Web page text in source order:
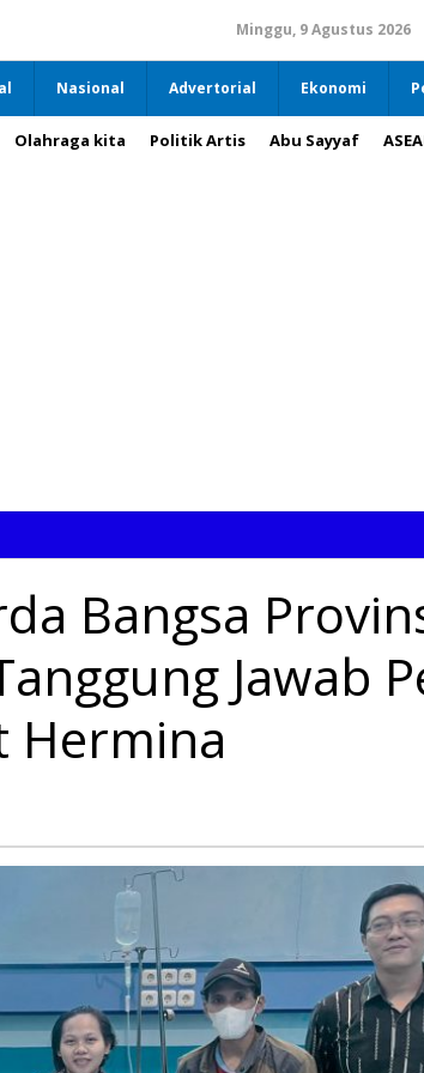
Minggu, 9 Agustus 2026
Nasional Advertorial Ekonomi
Olahraga kita Politik Artis Abu Sayyaf
Bangsa
Jawab
Hermina